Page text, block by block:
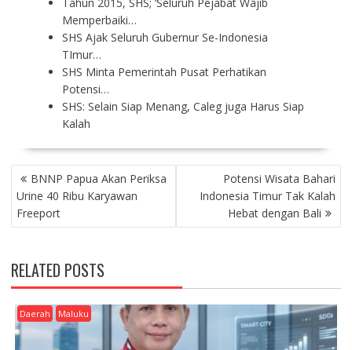
Memperbaiki…
SHS Ajak Seluruh Gubernur Se-Indonesia
TImur…
SHS Minta Pemerintah Pusat Perhatikan
Potensi…
SHS: Selain Siap Menang, Caleg juga Harus Siap
Kalah
P
O
S
T
A
V
I
G
A
BNNP Papua Akan Periksa
Urine 40 Ribu Karyawan
Freeport
Potensi Wisata Bahari
Indonesia Timur Tak Kalah
Hebat dengan Bali
RELATED POSTS
Daerah Maluku